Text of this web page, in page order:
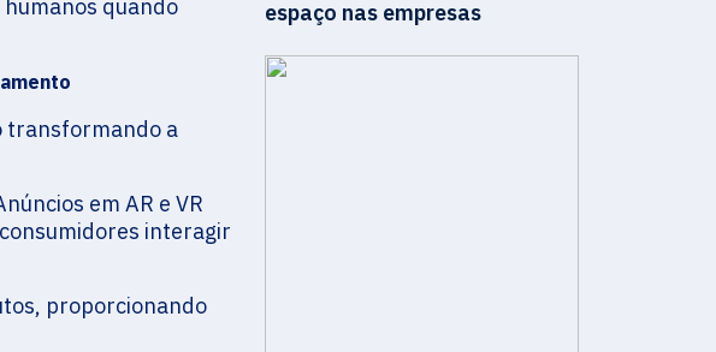
quando
transformando a
em AR e VR
interagir
proporcionando
espaço nas empresas